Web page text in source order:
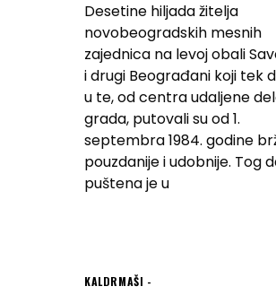
Desetine hiljada žitelja
novobeogradskih mesnih
zajednica na levoj obali
i drugi Beograđani koji tek
u te, od centra udaljene
grada, putovali su od 1.
septembra 1984. godine
pouzdanije i udobnije. Tog
puštena je u
KALDRMAŠI